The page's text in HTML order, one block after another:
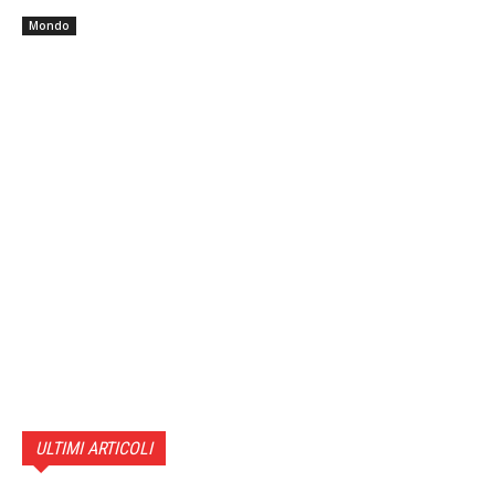
Mondo
ULTIMI ARTICOLI